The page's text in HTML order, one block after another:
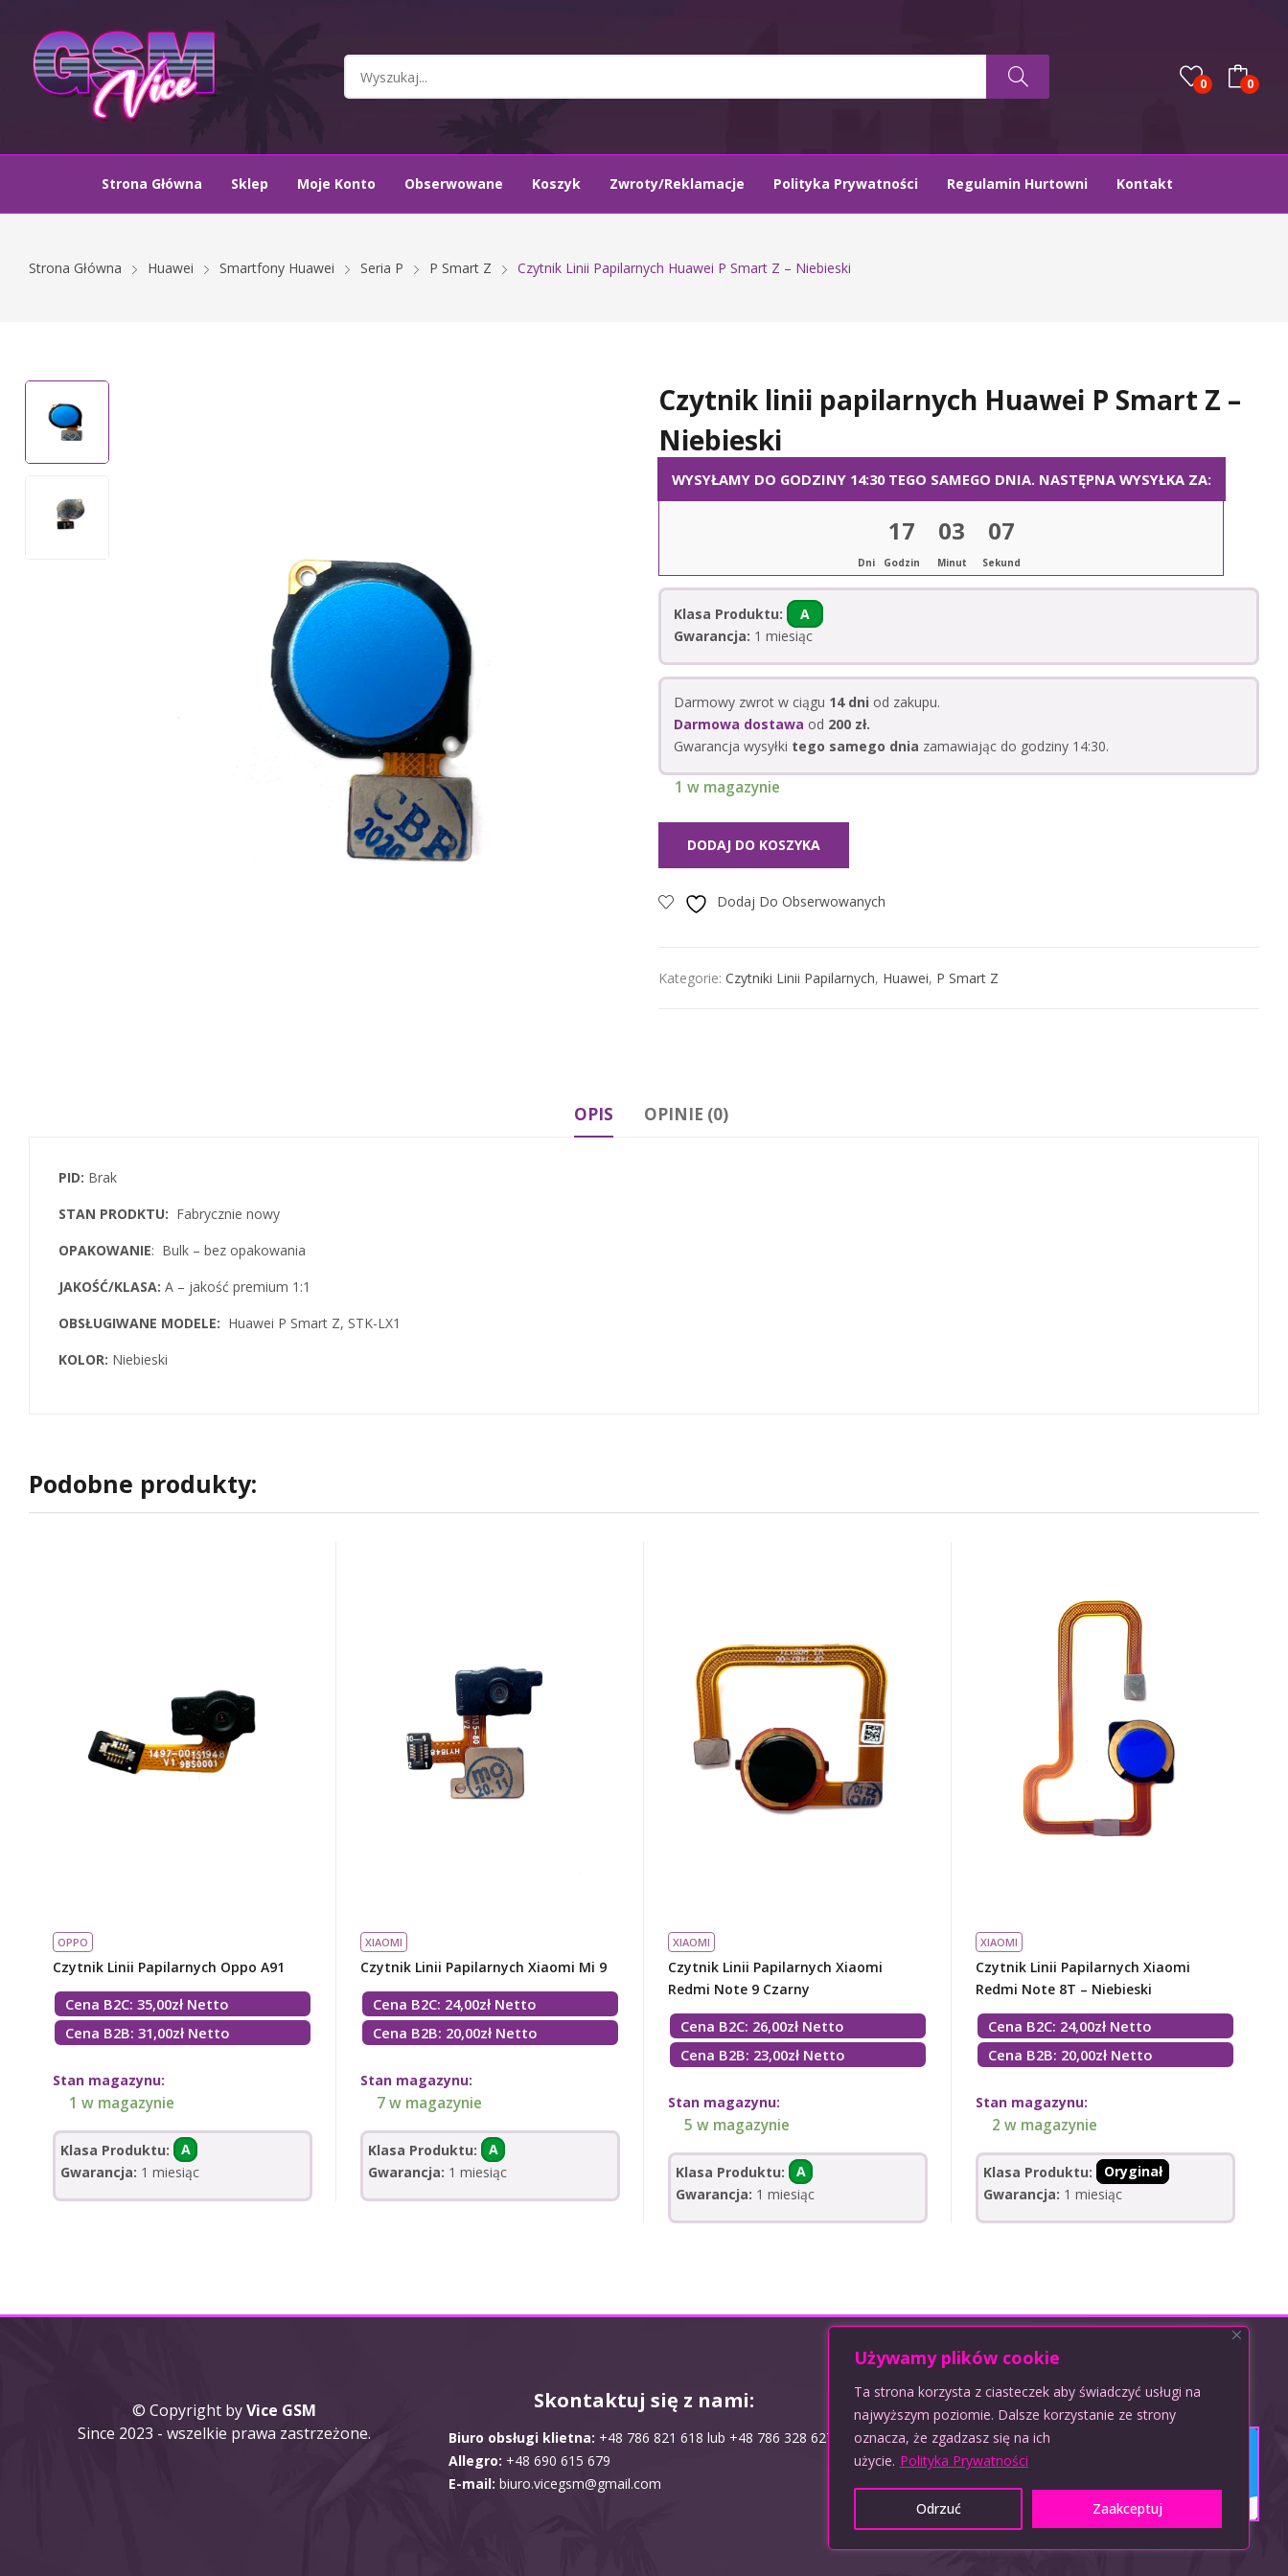
Używamy plików cookie
Ta strona korzysta z ciasteczek aby świadczyć usługi na
najwyższym poziomie. Dalsze korzystanie ze strony
oznacza, że zgadzasz się na ich
użycie. Polityka Prywatności
Odrzuć Zaakceptuj
0 0
Strona Główna Sklep Moje Konto Obserwowane Koszyk Zwroty/Reklamacje Polityka Prywatności Regulamin Hurtowni Kontakt
Strona Główna Huawei Smartfony Huawei Seria P P Smart Z Czytnik Linii Papilarnych Huawei P Smart Z – Niebieski
Czytnik linii papilarnych Huawei P Smart Z –
Niebieski
WYSYŁAMY DO GODZINY 14:30 TEGO SAMEGO DNIA. NASTĘPNA WYSYŁKA ZA:
Dni
17
Godzin
03
Minut
06
Sekund
Klasa Produktu:
A
Gwarancja: 1 miesiąc
Darmowy zwrot w ciągu 14 dni od zakupu.
Darmowa dostawa od 200 zł.
Gwarancja wysyłki tego samego dnia zamawiając do godziny 14:30.
1 w magazynie
DODAJ DO KOSZYKA
Dodaj Do Obserwowanych
Kategorie: Czytniki Linii Papilarnych, Huawei, P Smart Z
OPIS OPINIE (0)
PID: Brak
STAN PRODKTU: Fabrycznie nowy
OPAKOWANIE: Bulk – bez opakowania
JAKOŚĆ/KLASA: A – jakość premium 1:1
OBSŁUGIWANE MODELE: Huawei P Smart Z, STK-LX1
KOLOR: Niebieski
Podobne produkty:
OPPO
Czytnik Linii Papilarnych Oppo A91
Cena B2C: 35,00złNetto
Cena B2B: 31,00zł Netto
Stan magazynu:
1 w magazynie
Klasa Produktu: A
Gwarancja: 1 miesiąc
XIAOMI
Czytnik Linii Papilarnych Xiaomi Mi 9
Cena B2C: 24,00złNetto
Cena B2B: 20,00zł Netto
Stan magazynu:
7 w magazynie
Klasa Produktu: A
Gwarancja: 1 miesiąc
XIAOMI
Czytnik Linii Papilarnych Xiaomi
Redmi Note 9 Czarny
Cena B2C: 26,00złNetto
Cena B2B: 23,00zł Netto
Stan magazynu:
5 w magazynie
Klasa Produktu: A
Gwarancja: 1 miesiąc
XIAOMI
Czytnik Linii Papilarnych Xiaomi
Redmi Note 8T – Niebieski
Cena B2C: 24,00złNetto
Cena B2B: 20,00zł Netto
Stan magazynu:
2 w magazynie
Klasa Produktu:
Oryginał
Gwarancja: 1 miesiąc
© Copyright byVice GSM
Since 2023 - wszelkie prawa zastrzeżone.
Skontaktuj się z nami:
Biuro obsługi klietna: +48 786 821 618 lub +48 786 328 627
Allegro: +48 690 615 679
E-mail: biuro.vicegsm@gmail.com
Obsługujemy płatności: